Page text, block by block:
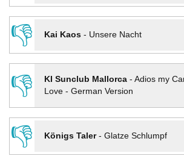
👎
Kai Kaos- Unsere Nacht
👎
KI Sunclub Mallorca- Adios my
Love - German Version
👎
Königs Taler- Glatze Schlumpf